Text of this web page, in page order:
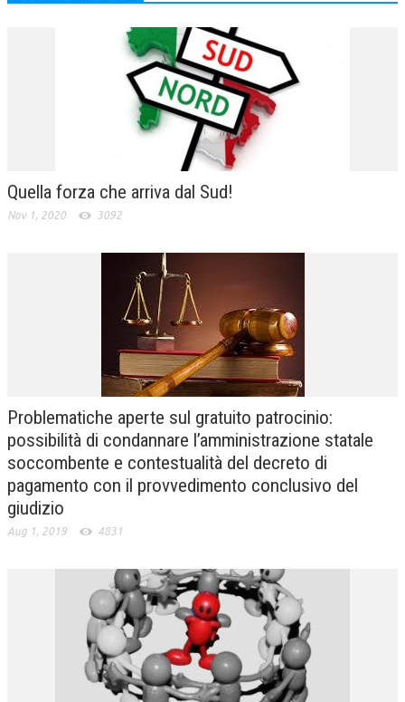
Quella forza che arriva dal Sud!
Nov 1, 2020 3092
Problematiche aperte sul gratuito patrocinio:
possibilità di condannare l’amministrazione statale
soccombente e contestualità del decreto di
pagamento con il provvedimento conclusivo del
giudizio
Aug 1, 2019 4831